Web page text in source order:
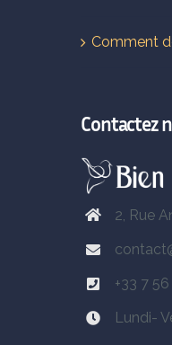
Comment
Contactez
2, Rue
+33 7
Lundi-